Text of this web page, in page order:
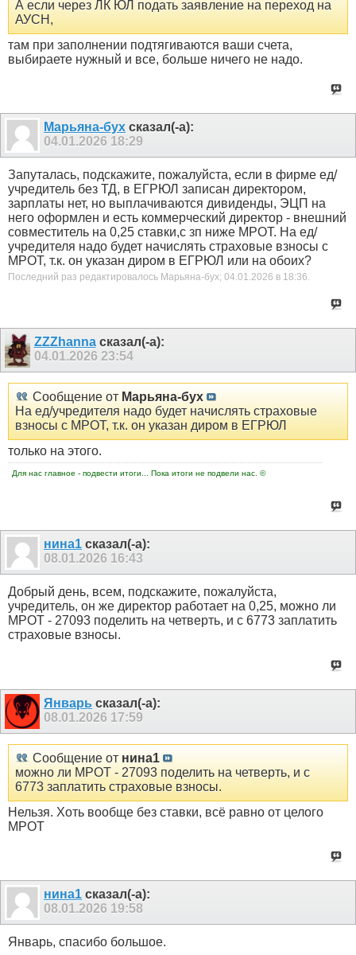
А если через ЛК ЮЛ подать заявление на переход на
АУСН,
там при заполнении подтягиваются ваши счета,
выбираете нужный и все, больше ничего не надо.
Марьяна-бух сказал(-а):
04.01.2026 18:29
Запуталась, подскажите, пожалуйста, если в фирме ед/
учредитель без ТД, в ЕГРЮЛ записан директором,
зарплаты нет, но выплачиваются дивиденды, ЭЦП на
него оформлен и есть коммерческий директор - внешний
совместитель на 0,25 ставки,с зп ниже МРОТ. На ед/
учредителя надо будет начислять страховые взносы с
МРОТ, т.к. он указан диром в ЕГРЮЛ или на обоих?
Последний раз редактировалось Марьяна-бух; 04.01.2026 в 18:36
ZZZhannaсказал(-а):
04.01.2026 23:54
Сообщение от Марьяна-бух
На ед/учредителя надо будет начислять страховые
взносы с МРОТ, т.к. он указан диром в ЕГРЮЛ
только на этого.
Для нас главное - подвести итоги... Пока итоги не подвели нас. ©
нина1 сказал(-а):
08.01.2026 16:43
Добрый день, всем, подскажите, пожалуйста,
учредитель, он же директор работает на 0,25, можно ли
МРОТ - 27093 поделить на четверть, и с 6773 заплатить
страховые взносы.
Январь сказал(-а):
08.01.2026 17:59
Сообщение от нина1
можно ли МРОТ - 27093 поделить на четверть, и с
6773 заплатить страховые взносы.
Нельзя. Хоть вообще без ставки, всё равно от целого
МРОТ
нина1 сказал(-а):
08.01.2026 19:58
Январь, спасибо большое.